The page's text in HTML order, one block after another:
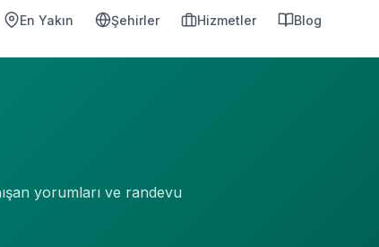
En Yakın Şehirler Hizmetler Blog
yorumları ve randevu